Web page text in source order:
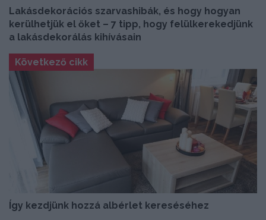
Lakásdekorációs szarvashibák, és hogy hogyan
kerülhetjük el őket – 7 tipp, hogy felülkerekedjünk
a lakásdekorálás kihívásain
Következő cikk
Így kezdjünk hozzá albérlet kereséséhez